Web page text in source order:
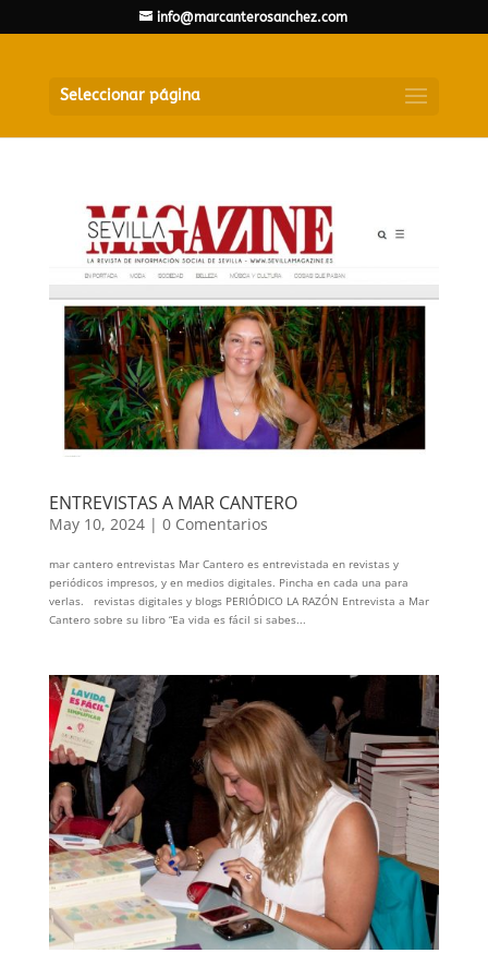
info@marcanterosanchez.com
Seleccionar página
ENTREVISTAS A MAR CANTERO
May 10, 2024| 0 Comentarios
mar cantero entrevistas Mar Cantero es entrevistada en revistas y
periódicos impresos, y en medios digitales. Pincha en cada una para
verlas. revistas digitales y blogs PERIÓDICO LA RAZÓN Entrevista a Mar
Cantero sobre su libro “Ea vida es fácil si sabes...